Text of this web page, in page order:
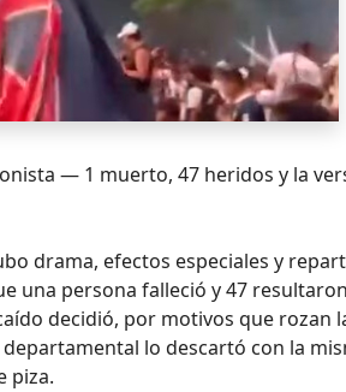
— 1 muerto, 47 heridos y la
drama, efectos especiales y
una persona falleció y 47
decidió, por motivos que rozan
lo descartó con la
piza.